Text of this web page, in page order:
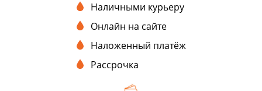
Наличными курьеру
Онлайн на сайте
Наложенный платёж
Рассрочка